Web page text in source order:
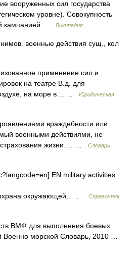
вооруженных сил государства
уровне). Совокупность
кампанией …
Википедия
военные действия сущ., кол
применение сил и
на театре В.д. для
на море в… …
Юридическая
враждебности или
военными действиями, не
страхования жизни.… …
Словарь
EN military activities
охрана окружающей… …
Справочник
ВМФ для выполнения боевых
Военно морской Словарь, 2010 …